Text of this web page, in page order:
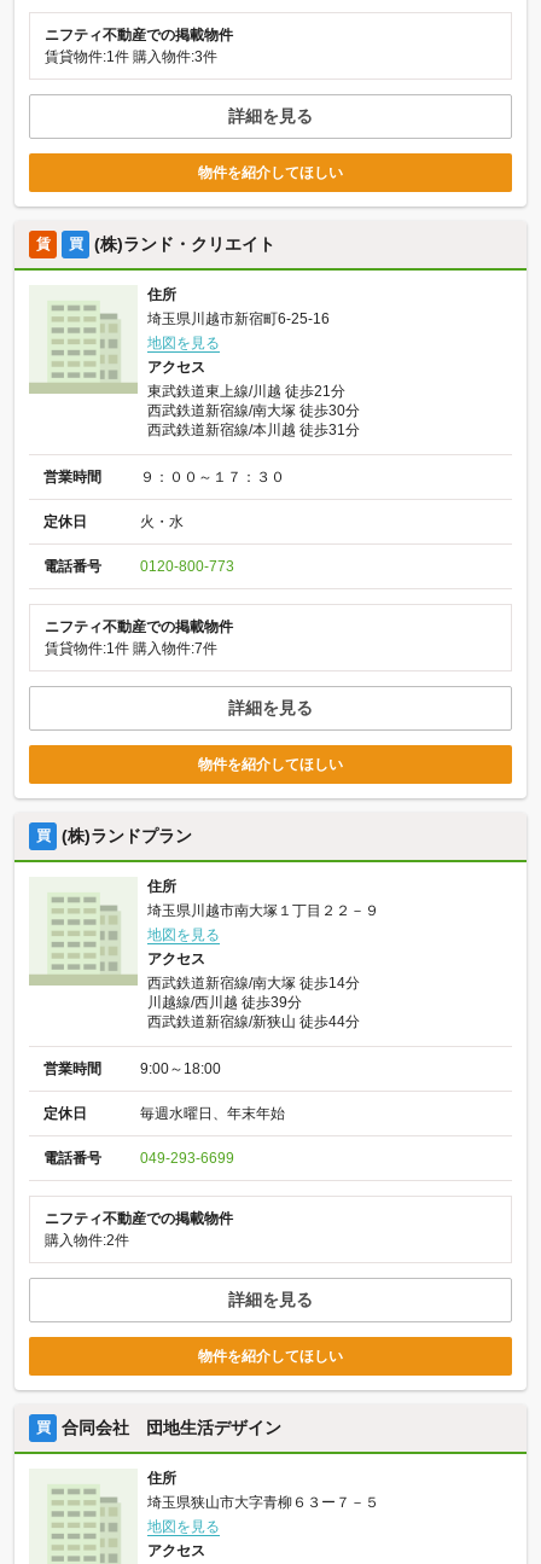
ニフティ不動産での掲載物件
賃貸物件:1件 購入物件:3件
詳細を見る
物件を紹介してほしい
賃 買 (株)ランド・クリエイト
住所
埼玉県川越市新宿町6-25-16
地図を見る
アクセス
東武鉄道東上線/川越 徒歩21分
西武鉄道新宿線/南大塚 徒歩30分
西武鉄道新宿線/本川越 徒歩31分
営業時間 ９：００～１７：３０
定休日 火・水
電話番号 0120-800-773
ニフティ不動産での掲載物件
賃貸物件:1件 購入物件:7件
詳細を見る
物件を紹介してほしい
買 (株)ランドプラン
住所
埼玉県川越市南大塚１丁目２２－９
地図を見る
アクセス
西武鉄道新宿線/南大塚 徒歩14分
川越線/西川越 徒歩39分
西武鉄道新宿線/新狭山 徒歩44分
営業時間 9:00～18:00
定休日 毎週水曜日、年末年始
電話番号 049-293-6699
ニフティ不動産での掲載物件
購入物件:2件
詳細を見る
物件を紹介してほしい
買 合同会社 団地生活デザイン
住所
埼玉県狭山市大字青柳６３ー７－５
地図を見る
アクセス